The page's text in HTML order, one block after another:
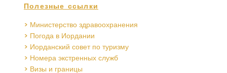
Полезные ссылки
> Министерство здравоохранения
> Погода в Иордании
> Иорданский совет по туризму
> Номера экстренных служб
> Визы и границы